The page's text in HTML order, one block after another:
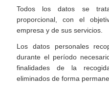
Todos los datos se
proporcional, con el
empresa y de sus servicios.
Los datos personales
durante el período
finalidades de la
eliminados de forma